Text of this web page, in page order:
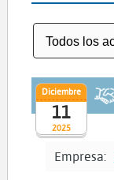
2025
Diciembre
11
Empresa: